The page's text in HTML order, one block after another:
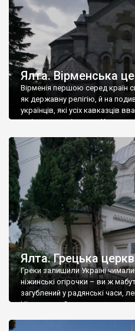
Ялта. Вірменська
Вірменія першою серед країн
як державну релігію, й на
українців, які усіх кавказців
є відданими вірянами Христа
Ялта. Грецька
Греки залишили Україні
ніжинські огірочки – ви ж
загублений у радянські часи,
Ніжин греки?